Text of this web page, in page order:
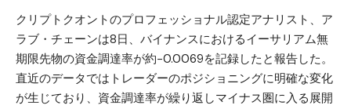
クリプトクオントのプロフェッショナル認定アナリスト、ア
ラブ・チェーンは8日、バイナンスにおけるイーサリアム無
期限先物の資金調達率が約−0.0069を記録したと報告した。
直近のデータではトレーダーのポジショニングに明確な変化
が生じており、資金調達率が繰り返しマイナス圏に入る展開